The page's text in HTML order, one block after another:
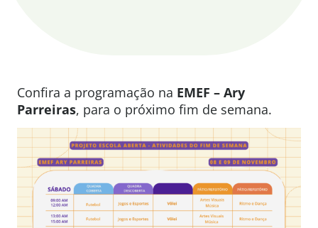
Confira a programação na EMEF – Ary
Parreiras, para o próximo fim de semana.